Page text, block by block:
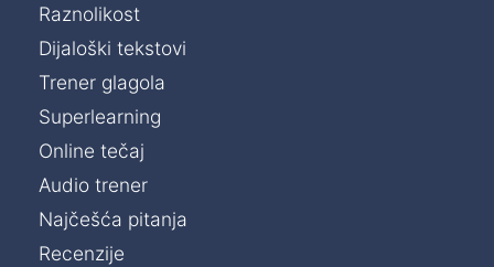
Raznolikost
Dijaloški tekstovi
Trener glagola
Superlearning
Online tečaj
Audio trener
Najčešća pitanja
Recenzije